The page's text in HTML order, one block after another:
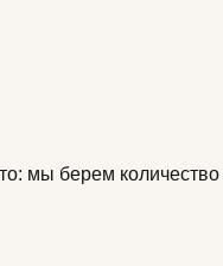
мы берем количество